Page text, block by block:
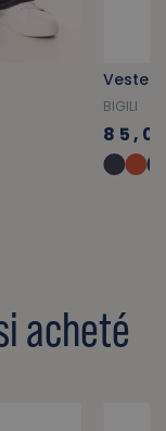
Veste
BIGILI
acheté